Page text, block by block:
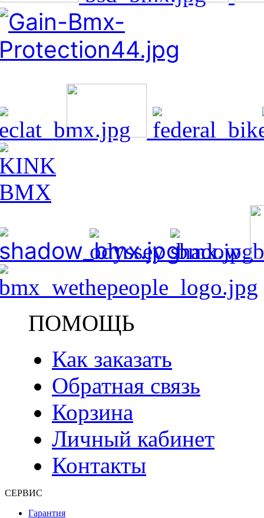
ПОМОЩЬ
Как заказать
Обратная связь
Корзина
Личный кабинет
Контакты
СЕРВИС
Гарантия